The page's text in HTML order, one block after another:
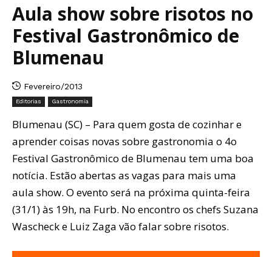
Aula show sobre risotos no
Festival Gastronômico de
Blumenau
Fevereiro/2013
Editorias Gastronomia
Blumenau (SC) – Para quem gosta de cozinhar e
aprender coisas novas sobre gastronomia o 4o
Festival Gastronômico de Blumenau tem uma boa
notícia. Estão abertas as vagas para mais uma
aula show. O evento será na próxima quinta-feira
(31/1) às 19h, na Furb. No encontro os chefs Suzana
Wascheck e Luiz Zaga vão falar sobre risotos.